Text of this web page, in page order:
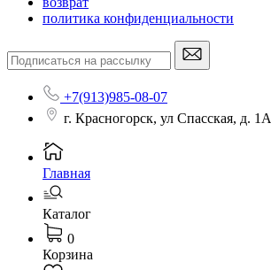
политика конфиденциальности
+7(913)985-08-07
г. Красногорск, ул Спасская, д. 1А
Главная
Каталог
0
Корзина